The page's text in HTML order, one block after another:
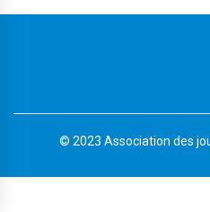
© 2023 Association des